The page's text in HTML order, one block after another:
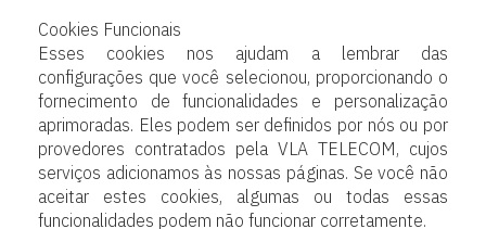
Cookies Funcionais
Esses cookies nos ajudam a lembrar das
configurações que você selecionou, proporcionando o
fornecimento de funcionalidades e personalização
aprimoradas. Eles podem ser definidos por nós ou por
provedores contratados pela VLA TELECOM, cujos
serviços adicionamos às nossas páginas. Se você não
aceitar estes cookies, algumas ou todas essas
funcionalidades podem não funcionar corretamente.